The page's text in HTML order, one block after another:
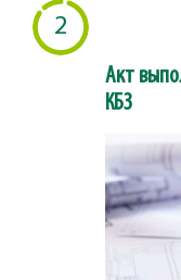
2
Акт
КБ3